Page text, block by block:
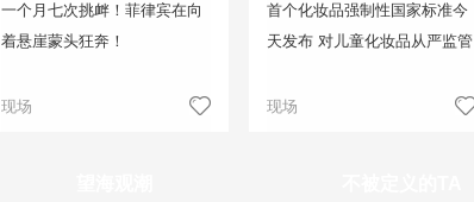
一个月七次挑衅！菲律宾在向
着悬崖蒙头狂奔！
现场
首个化妆品强制性国家标准今
天发布 对儿童化妆品从严监管
现场